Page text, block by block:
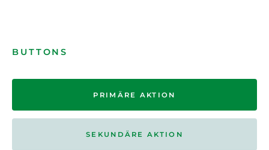
BUTTONS
PRIMÄRE AKTION
SEKUNDÄRE AKTION